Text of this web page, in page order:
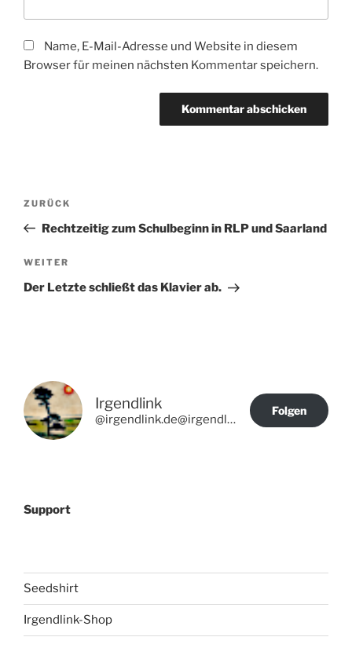
Name, E-Mail-Adresse und Website in diesem
Browser für meinen nächsten Kommentar speichern.
Beitragsnavigation
Vorheriger
Beitrag
ZURÜCK
Rechtzeitig zum Schulbeginn in RLP und Saarland
Nächster
Beitrag
WEITER
Der Letzte schließt das Klavier ab.
Irgendlink
@irgendlink.de@irgendlink.de
Folgen
Support
Seedshirt
Irgendlink-Shop